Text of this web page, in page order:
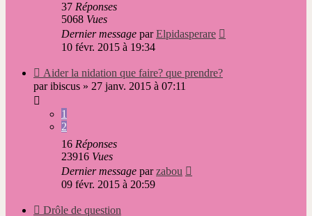
37 Réponses
5068 Vues
Dernier message parElpidasperare
10 févr. 2015 à 19:34
Nouveau
message
Aider la nidation que faire? que prendre?
paribiscus » 27 janv. 2015 à 07:11
1
2
16 Réponses
23916 Vues
Dernier message parzabou
09 févr. 2015 à 20:59
Nouveau
Drôle de question